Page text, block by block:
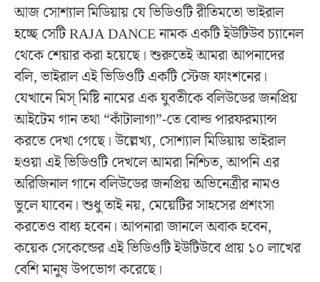
আজ সোশ্যাল মিডিয়ায় যে ভিডিওটি রীতিমতো ভাইরাল
হচ্ছে সেটি RAJA DANCE নামক একটি ইউটিউব চ্যানেল
থেকে শেয়ার করা হয়েছে। শুরুতেই আমরা আপনাদের
বলি, ভাইরাল এই ভিডিওটি একটি স্টেজ ফাংশনের।
যেখানে মিস্ মিষ্টি নামের এক যুবতীকে বলিউডের জনপ্রিয়
আইটেম গান তথা “কাঁটালাগা”-তে বোল্ড পারফরম্যান্স
করতে দেখা গেছে। উল্লেখ্য, সোশ্যাল মিডিয়ায় ভাইরাল
হওয়া এই ভিডিওটি দেখলে আমরা নিশ্চিত, আপনি এর
অরিজিনাল গানে বলিউডের জনপ্রিয় অভিনেত্রীর নামও
ভুলে যাবেন। শুধু তাই নয়, মেয়েটির সাহসের প্রশংসা
করতেও বাধ্য হবেন। আপনারা জানলে অবাক হবেন,
কয়েক সেকেন্ডের এই ভিডিওটি ইউটিউবে প্রায় ১০ লাখের
বেশি মানুষ উপভোগ করেছে।